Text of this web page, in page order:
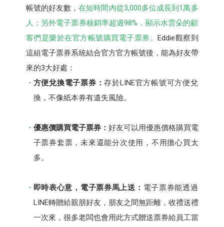
帳號的好友數，在短時間內從3,000多位成長到1萬多
人；另外電子票券核銷率超過98%，顯示水雲朵的顧
客們是樂於在官方帳號購買電子票券。 Eddie觀察到
這組電子票券系統結合官方官方帳號後，能為好友帶
來的3大好處：
方便兌換電子票券：存於LINE官方帳號可方便兌
換，不像紙本券有遺失風險。
優惠價購買電子票券： 好友可以用優惠價格購買電
子票券套票，未來還能分次使用，不用擔心買太
多。
即時表心意，電子票券馬上送： 電子票券能透過
LINE轉贈給親朋好友，朋友之間無距離，收禮送禮
一次來，很多老闆也會用此方式贈送票券給員工當